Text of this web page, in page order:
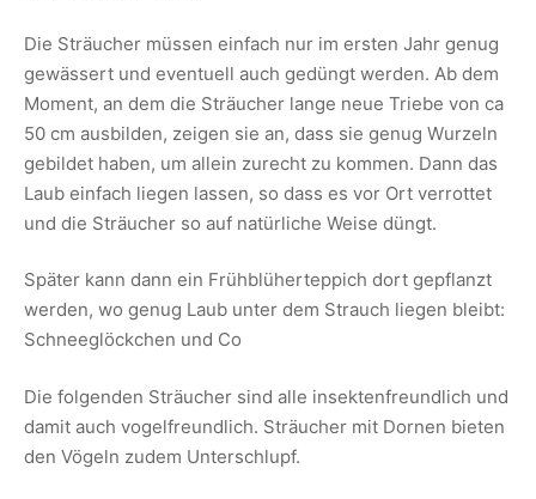
Die Sträucher müssen einfach nur im ersten Jahr genug
gewässert und eventuell auch gedüngt werden. Ab dem
Moment, an dem die Sträucher lange neue Triebe von ca
50 cm ausbilden, zeigen sie an, dass sie genug Wurzeln
gebildet haben, um allein zurecht zu kommen. Dann das
Laub einfach liegen lassen, so dass es vor Ort verrottet
und die Sträucher so auf natürliche Weise düngt.
Später kann dann ein Frühblüherteppich dort gepflanzt
werden, wo genug Laub unter dem Strauch liegen bleibt:
Schneeglöckchen und Co
Die folgenden Sträucher sind alle insektenfreundlich und
damit auch vogelfreundlich. Sträucher mit Dornen bieten
den Vögeln zudem Unterschlupf.